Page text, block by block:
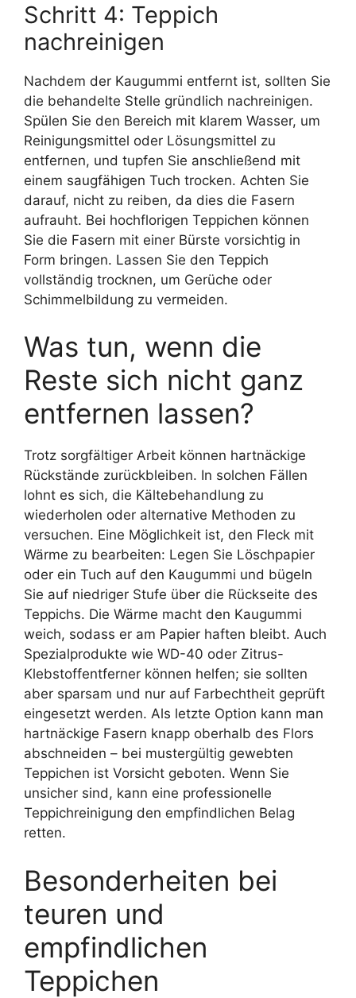
Schritt 4: Teppich
nachreinigen
Nachdem der Kaugummi entfernt ist, sollten Sie
die behandelte Stelle gründlich nachreinigen.
Spülen Sie den Bereich mit klarem Wasser, um
Reinigungsmittel oder Lösungsmittel zu
entfernen, und tupfen Sie anschließend mit
einem saugfähigen Tuch trocken. Achten Sie
darauf, nicht zu reiben, da dies die Fasern
aufrauht. Bei hochflorigen Teppichen können
Sie die Fasern mit einer Bürste vorsichtig in
Form bringen. Lassen Sie den Teppich
vollständig trocknen, um Gerüche oder
Schimmelbildung zu vermeiden.
Was tun, wenn die
Reste sich nicht ganz
entfernen lassen?
Trotz sorgfältiger Arbeit können hartnäckige
Rückstände zurückbleiben. In solchen Fällen
lohnt es sich, die Kältebehandlung zu
wiederholen oder alternative Methoden zu
versuchen. Eine Möglichkeit ist, den Fleck mit
Wärme zu bearbeiten: Legen Sie Löschpapier
oder ein Tuch auf den Kaugummi und bügeln
Sie auf niedriger Stufe über die Rückseite des
Teppichs. Die Wärme macht den Kaugummi
weich, sodass er am Papier haften bleibt. Auch
Spezialprodukte wie WD-40 oder Zitrus-
Klebstoffentferner können helfen; sie sollten
aber sparsam und nur auf Farbechtheit geprüft
eingesetzt werden. Als letzte Option kann man
hartnäckige Fasern knapp oberhalb des Flors
abschneiden – bei mustergültig gewebten
Teppichen ist Vorsicht geboten. Wenn Sie
unsicher sind, kann eine professionelle
Teppichreinigung den empfindlichen Belag
retten.
Besonderheiten bei
teuren und
empfindlichen
Teppichen